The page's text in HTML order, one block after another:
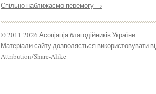
Спільно наближаємо перемогу →
© 2011-2026 Асоціація благодійників України
Матеріали сайту дозволяється використовувати
Attribution/Share-Alike